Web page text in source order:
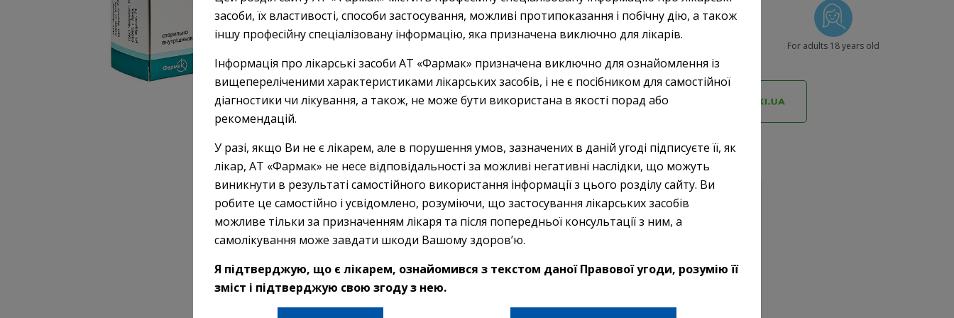
For adults 18 years old
Order on:
FORMS
Piracetam (solution) Piracetam (capsules)
засоби, їх властивості, способи застосування, можливі протипоказання і побічну дію, а також
іншу професійну спеціалізовану інформацію, яка призначена виключно для лікарів.
Інформація про лікарські засоби АТ «Фармак» призначена виключно для ознайомлення із
вищепереліченими характеристиками лікарських засобів, і не є посібником для самостійної
діагностики чи лікування, а також, не може бути використана в якості порад або
рекомендацій.
У разі, якщо Ви не є лікарем, але в порушення умов, зазначених в даній угоді підписуєте її, як
лікар, АТ «Фармак» не несе відповідальності за можливі негативні наслідки, що можуть
виникнути в результаті самостійного використання інформації з цього розділу сайту. Ви
робите це самостійно і усвідомлено, розуміючи, що застосування лікарських засобів
можливе тільки за призначенням лікаря та після попередньої консультації з ним, а
самолікування може завдати шкоди Вашому здоров’ю.
Я підтверджую, що є лікарем, ознайомився з текстом даної Правової угоди, розумію її
зміст і підтверджую свою згоду з нею.